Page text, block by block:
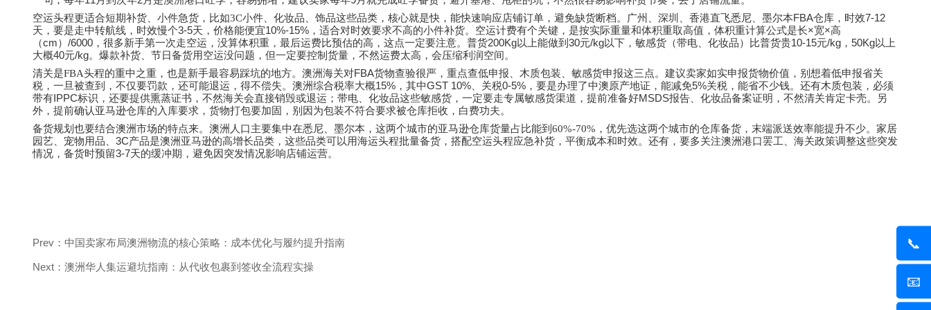
📞
📧
空运头程更适合短期补货、小件急货，比如3C小件、化妆品、饰品这些品类，核心就是快，能快速响应店铺订单，避免缺货断档。广州、深圳、香港直飞悉尼、墨尔本FBA仓库，时效7-12
天，要是走中转航线，时效慢个3-5天，价格能便宜10%-15% ，适合对时效要求不高的小件补货。空运计费有个关键，是按实际重量和体积重取高值，体积重计算公式是长×宽×高
（cm） /6000 ，很多新手第一次走空运，没算体积重，最后运费比预估的高，这点一定要注意。普货200Kg以上能做到 30元/kg以下，敏感货（带电、化妆品）比普货贵10-15元/kg ， 50Kg以上
大概40元/kg。爆款补货、节日备货用空运没问题，但一定要控制货量，不然运费太高，会压缩利润空间。
清关是FBA头程的重中之重，也是新手最容易踩坑的地方。澳洲海关对FBA货物查验很严，重点查低申报、木质包装、敏感货申报这三点。建议卖家如实申报货物价值，别想着低申报省关
税，一旦被查到，不仅要罚款，还可能退运，得不偿失。澳洲综合税率大概15% ，其中GST 10% 、关税0-5% ，要是办理了中澳原产地证，能减免5%关税，能省不少钱。还有木质包装，必须
带有IPPC标识，还要提供熏蒸证书，不然海关会直接销毁或退运；带电、化妆品这些敏感货，一定要走专属敏感货渠道，提前准备好MSDS报告、化妆品备案证明，不然清关肯定卡壳。另
外，提前确认亚马逊仓库的入库要求，货物打包要加固，别因为包装不符合要求被仓库拒收，白费功夫。
备货规划也要结合澳洲市场的特点来。澳洲人口主要集中在悉尼、墨尔本，这两个城市的亚马逊仓库货量占比能到 60%-70% ，优先选这两个城市的仓库备货，末端派送效率能提升不少。家居
园艺、宠物用品、 3C产品是澳洲亚马逊的高增长品类，这些品类可以用海运头程批量备货，搭配空运头程应急补货，平衡成本和时效。还有，要多关注澳洲港口罢工、海关政策调整这些突发
情况，备货时预留3-7天的缓冲期，避免因突发情况影响店铺运营。
Prev：中国卖家布局澳洲物流的核心策略：成本优化与履约提升指南
Next：澳洲华人集运避坑指南：从代收包裹到签收全流程实操